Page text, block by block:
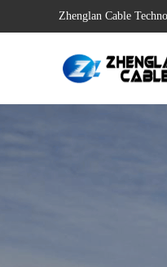
Zhenglan Cable